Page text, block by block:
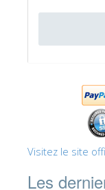
Visitez le site
Les